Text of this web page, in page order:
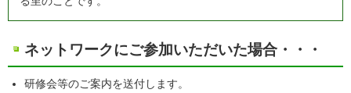
ネットワークにご参加いただいた場合・・・
研修会等のご案内を送付します。